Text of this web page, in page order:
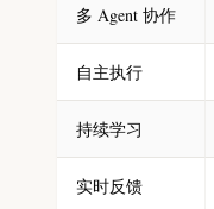
多 Agent 协作
自主执行
持续学习
实时反馈